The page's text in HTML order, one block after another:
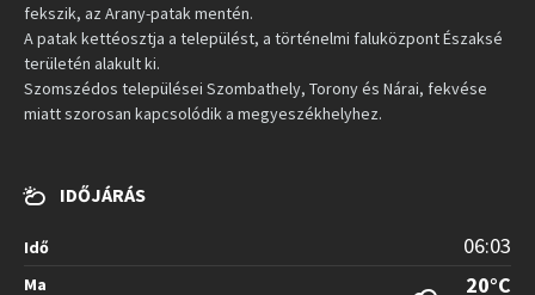
fekszik, az Arany-patak mentén.
A patak kettéosztja a települést, a történelmi faluközpont Északsé
területén alakult ki.
Szomszédos települései Szombathely, Torony és Nárai, fekvése
miatt szorosan kapcsolódik a megyeszékhelyhez.
IDŐJÁRÁS
Idő 06:03
Ma 20°C